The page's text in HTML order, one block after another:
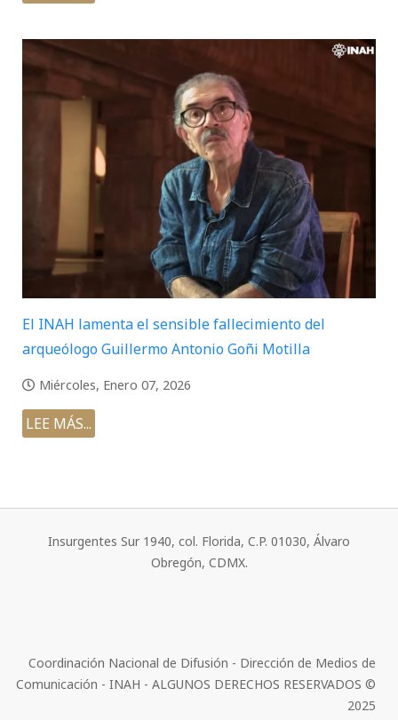
El INAH lamenta el sensible fallecimiento del
arqueólogo Guillermo Antonio Goñi Motilla
Miércoles, Enero 07, 2026
LEE MÁS...
Insurgentes Sur 1940, col. Florida, C.P. 01030, Álvaro
Obregón, CDMX.
Coordinación Nacional de Difusión - Dirección de Medios de
Comunicación - INAH - ALGUNOS DERECHOS RESERVADOS ©
2025